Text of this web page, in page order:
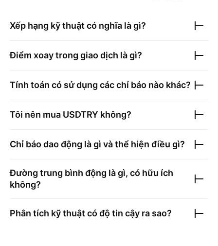
Xếp hạng kỹ thuật có nghĩa là gì?
Điểm xoay trong giao dịch là gì?
Tính toán có sử dụng các chỉ báo nào khác?
Tôi nên mua USDTRY không?
Chỉ báo dao động là gì và thể hiện điều gì?
Đường trung bình động là gì, có hữu ích
không?
Phân tích kỹ thuật có độ tin cậy ra sao?